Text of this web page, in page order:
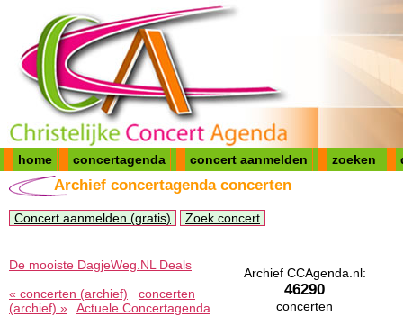
home concertagenda concert aanmelden zoeken
Archief concertagenda concerten
Concert aanmelden (gratis) Zoek concert
Archief CCAgenda.nl:
46290
concerten
De mooiste DagjeWeg.NL Deals
« concerten (archief)
concerten
(archief) »
Actuele Concertagenda